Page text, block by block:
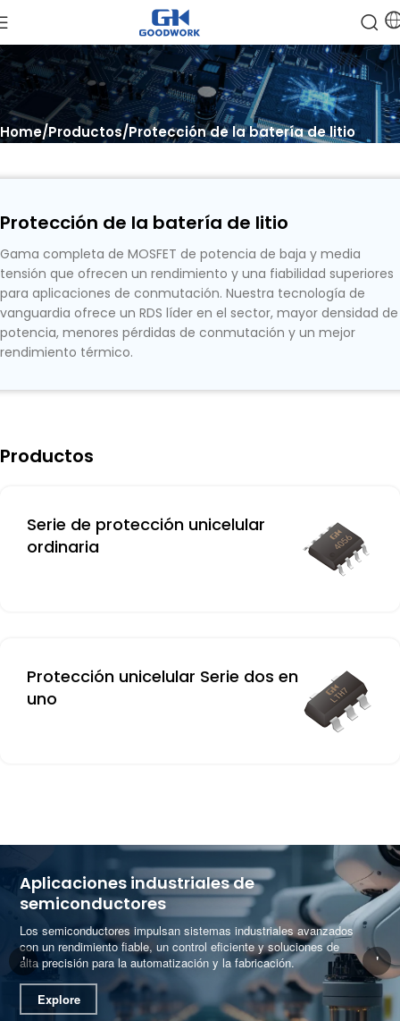
Home Productos Protección de la batería de litio
Protección de la batería de litio
Gama completa de MOSFET de potencia de baja y media
tensión que ofrecen un rendimiento y una fiabilidad superiores
para aplicaciones de conmutación. Nuestra tecnología de
vanguardia ofrece un RDS líder en el sector, mayor densidad de
potencia, menores pérdidas de conmutación y un mejor
rendimiento térmico.
Productos
Serie de protección unicelular
ordinaria
Protección unicelular Serie dos en
uno
Aplicaciones industriales de
semiconductores
Los semiconductores impulsan sistemas industriales avanzados
con un rendimiento fiable, un control eficiente y soluciones de
alta precisión para la automatización y la fabricación.
Explore
' '